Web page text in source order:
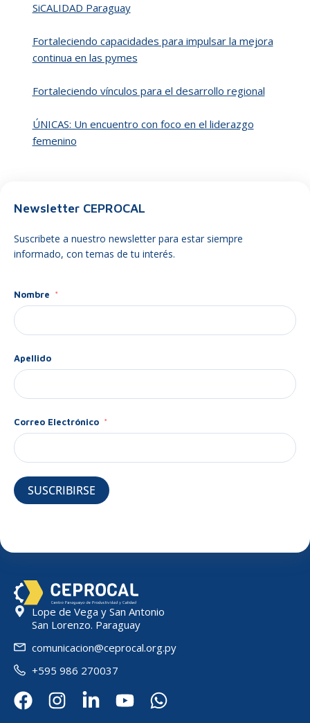
SiCALIDAD Paraguay
Fortaleciendo capacidades para impulsar la mejora
continua en las pymes
Fortaleciendo vínculos para el desarrollo regional
ÚNICAS: Un encuentro con foco en el liderazgo
femenino
Newsletter CEPROCAL
Suscribete a nuestro newsletter para estar siempre
informado, con temas de tu interés.
Nombre
Apellido
Correo Electrónico
SUSCRIBIRSE
Lope de Vega y San Antonio
San Lorenzo. Paraguay
comunicacion@ceprocal.org.py
+595 986 270037